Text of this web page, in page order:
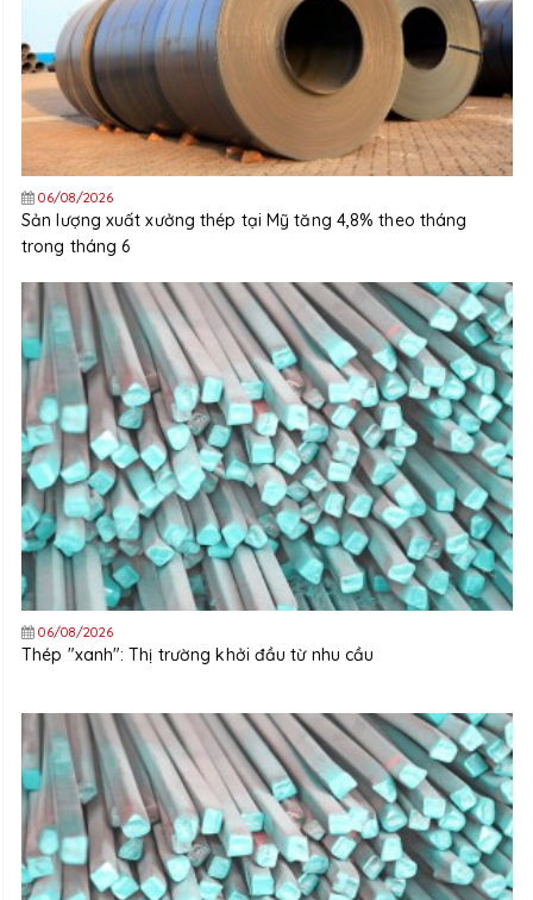
06/08/2026
Sản lượng xuất xưởng thép tại Mỹ tăng 4,8% theo tháng
trong tháng 6
06/08/2026
Thép "xanh": Thị trường khởi đầu từ nhu cầu